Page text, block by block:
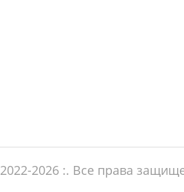
2022-2026 :. Все права